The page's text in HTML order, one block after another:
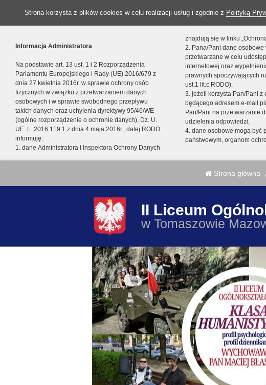
Strona korzysta z plików cookies w celu realizacji usług i zgodnie z Polityką
Informacja Administratora
Na podstawie art. 13 ust. 1 i 2 Rozporządzenia
Parlamentu Europejskiego i Rady (UE) 2016/679 z
dnia 27 kwietnia 2016r. w sprawie ochrony osób
fizycznych w związku z przetwarzaniem danych
osobowych i w sprawie swobodnego przepływu
takich danych oraz uchylenia dyrektywy 95/46/WE
(ogólne rozporządzenie o ochronie danych), Dz. U.
UE. L. 2016.119.1 z dnia 4 maja 2016r., dalej RODO
informuję:
1. dane Administratora i Inspektora Ochrony Danych
znajdują się w linku
2. Pana/Pani dane osobowe
przetwarzane w celu
internetowej oraz
prawnych spoczywających
ust.1 lit.c RODO),
3. jeżeli korzysta Pan/Pani z
będącego adresem e-mail
Pan/Pani na przetwarzanie
udzielenia odpowiedzi,
4. dane osobowe mogą być
państwowym, organom
Strona główna
II Liceum
w Tomaszowie